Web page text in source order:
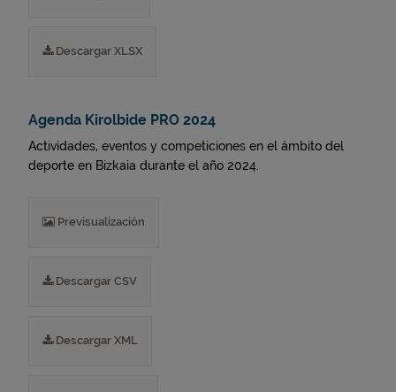
Descargar XLSX
Agenda Kirolbide PRO 2024
Actividades, eventos y competiciones en el ámbito del
deporte en Bizkaia durante el año 2024.
Previsualización
Descargar CSV
Descargar XML